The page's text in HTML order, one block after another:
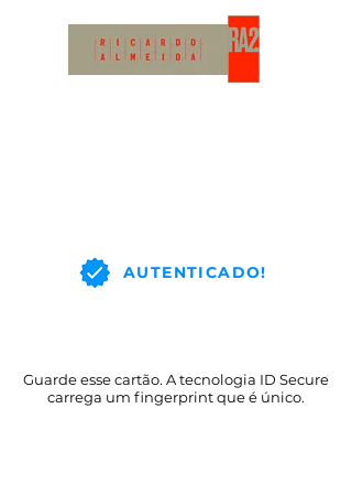
AUTENTICADO!
Guarde esse cartão. A tecnologia ID Secure
carrega um fingerprint que é único.